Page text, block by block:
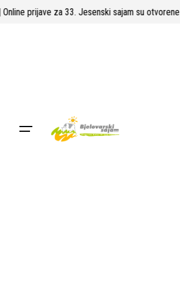
Skip
| Online prijave za 33. Jesenski sajam su otvorene